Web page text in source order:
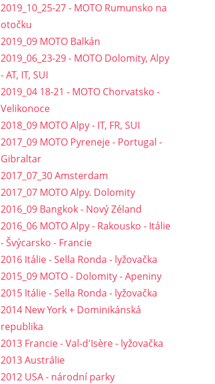
2019_10_25-27 - MOTO Rumunsko na
otočku
2019_09 MOTO Balkán
2019_06_23-29 - MOTO Dolomity, Alpy
- AT, IT, SUI
2019_04 18-21 - MOTO Chorvatsko -
Velikonoce
2018_09 MOTO Alpy - IT, FR, SUI
2017_09 MOTO Pyreneje - Portugal -
Gibraltar
2017_07_30 Amsterdam
2017_07 MOTO Alpy. Dolomity
2016_09 Bangkok - Nový Zéland
2016_06 MOTO Alpy - Rakousko - Itálie
- Švýcarsko - Francie
2016 Itálie - Sella Ronda - lyžovačka
2015_09 MOTO - Dolomity - Apeniny
2015 Itálie - Sella Ronda - lyžovačka
2014 New York + Dominikánská
republika
2013 Francie - Val-d'Isère - lyžovačka
2013 Austrálie
2012 USA - národní parky